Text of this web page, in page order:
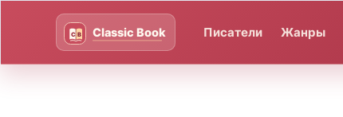
Писатели Жанры